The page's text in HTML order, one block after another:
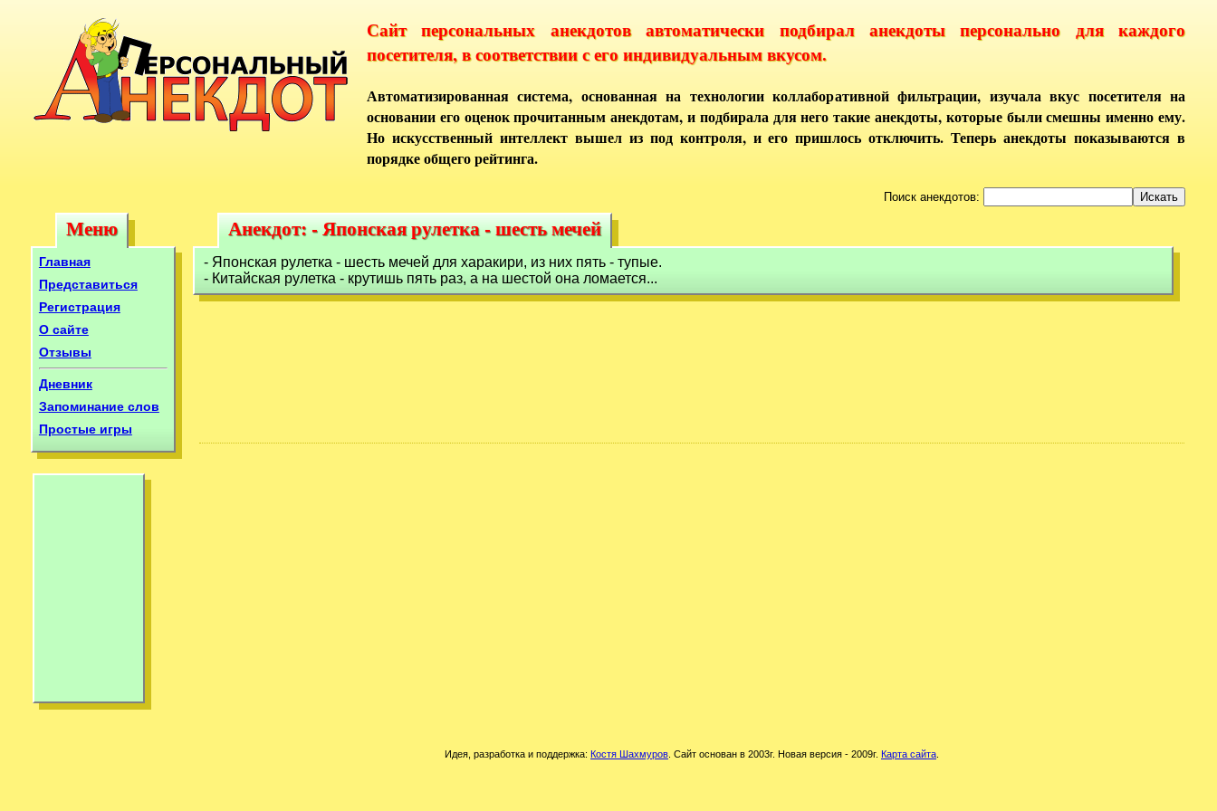
Сайт персональных анекдотов автоматически подбирал анекдоты персонально для каждого
посетителя, в соответствии с его индивидуальным вкусом.
Автоматизированная система, основанная на технологии коллаборативной фильтрации, изучала вкус посетителя на
основании его оценок прочитанным анекдотам, и подбирала для него такие анекдоты, которые были смешны именно ему.
Но искусственный интеллект вышел из под контроля, и его пришлось отключить. Теперь анекдоты показываются в
порядке общего рейтинга.
Поиск анекдотов:
Меню
Меню
Главная
Представиться
Регистрация
О сайте
Отзывы
Дневник
Запоминание слов
Простые игры
Анекдот: - Японская рулетка - шесть мечей
Анекдот: - Японская рулетка - шесть мечей
- Японская рулетка - шесть мечей для харакири, из них пять - тупые.
- Китайская рулетка - крутишь пять раз, а на шестой она ломается...
Идея, разработка и поддержка: Костя Шахмуров . Сайт основан в 2003г. Новая версия - 2009г. Карта сайта